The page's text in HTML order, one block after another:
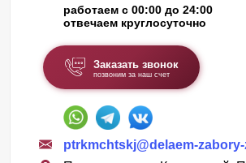
работаем с 00:00 до 24:00
отвечаем круглосуточно
Заказать звонок
позвоним за наш счет
ptrkmchtskj@delaem-